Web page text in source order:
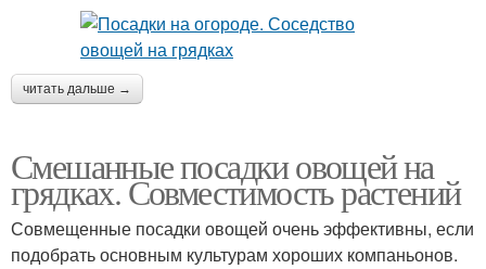
читать дальше →
Смешанные посадки овощей на
грядках. Совместимость растений
Совмещенные посадки овощей очень эффективны, если
подобрать основным культурам хороших компаньонов.